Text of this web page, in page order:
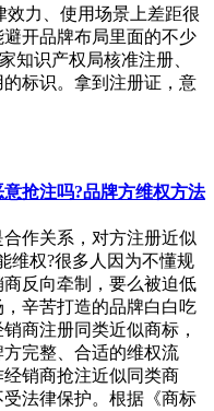
力、使用场景上差距很
开品牌布局里面的不少
知识产权局核准注册、
标识。拿到注册证，意
抢注吗?品牌方维权方法
作关系，对方注册近似
维权?很多人因为不懂规
反向牵制，要么被迫低
辛苦打造的品牌白白吃
商注册同类近似商标，
完整、合适的维权流
销商抢注近似同类商
法律保护。根据《商标